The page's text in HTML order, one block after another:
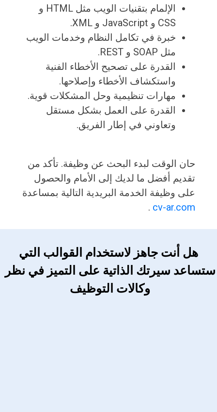
الإلمام بتقنيات الويب مثل HTML و
CSS و JavaScript و XML.
خبرة في تكامل النظام وخدمات الويب
مثل SOAP و REST.
القدرة على تصحيح الأخطاء الفنية
واستكشاف الأخطاء وإصلاحها.
مهارات تنظيمية وحل المشكلات قوية.
القدرة على العمل بشكل مستقل
وتعاوني في إطار الفريق.
حان الوقت لبدء البحث عن وظيفة. تأكد من
تقديم أفضل ما لديك إلى الأمام والحصول
على وظيفة الخدمة البريدية التالية بمساعدة
cv-ar.com
.
هل أنت جاهز لاستخدام القوالب التي
ستساعد سيرتك الذاتية على التميز في نظر
وكالات التوظيف